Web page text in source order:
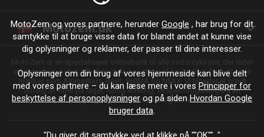
Motozem.dk
efter motorcykeltøj, tilbehør, dele og udstyr af høj kvalitet fra betroede
mærker som Alpinestars, Revit, SHIMA og NEXX. Vi tilbyder et bredt
udvalg af varer på lager, hurtig levering, ekspertrådgivning og en
personlig tilgang – til enhver tur og enhver stil.
MotoZem og vores partnere, herunder Google , har brug for dit
samtykke til at bruge visse data for blandt andet at kunne vise
dig oplysninger og reklamer, der passer til dine interesser.
Oplysninger om din brug af vores hjemmeside kan blive delt
med vores partnere – du kan læse mere i vores Principper for
beskyttelse af personoplysninger og på siden Hvordan Google
bruger data.